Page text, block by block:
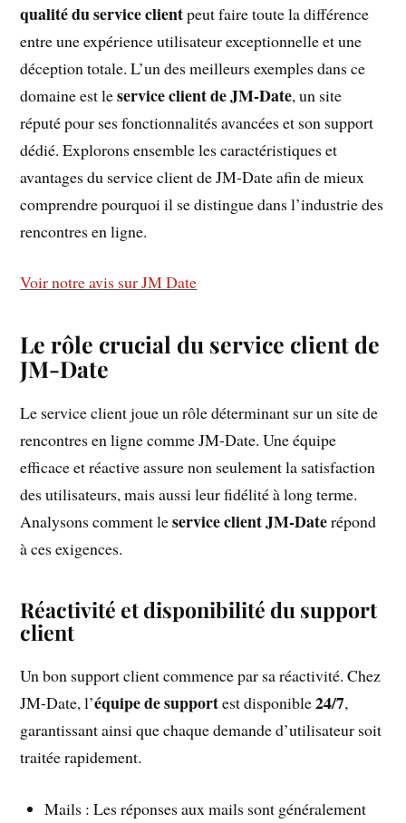
qualité du service clientpeut faire toute la différence
entre une expérience utilisateur exceptionnelle et une
déception totale. L’un des meilleurs exemples dans ce
domaine est leservice client de JM-Date, un site
réputé pour ses fonctionnalités avancées et son support
dédié. Explorons ensemble les caractéristiques et
avantages du service client de JM-Date afin de mieux
comprendre pourquoi il se distingue dans l’industrie des
rencontres en ligne.
Voir notre avis sur JM Date
Le rôle crucial du service client de
JM-Date
Le service client joue un rôle déterminant sur un site de
rencontres en ligne comme JM-Date. Une équipe
efficace et réactive assure non seulement la satisfaction
des utilisateurs, mais aussi leur fidélité à long terme.
Analysons comment leservice client JM-Daterépond
à ces exigences.
Réactivité et disponibilité du support
client
Un bon support client commence par sa réactivité. Chez
JM-Date, l’équipe de supportest disponible24/7,
garantissant ainsi que chaque demande d’utilisateur soit
traitée rapidement.
Mails : Les réponses aux mails sont généralement